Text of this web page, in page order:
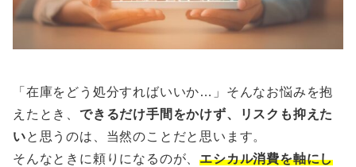
「在庫をどう処分すればいいか…」そんなお悩みを抱
えたとき、 できるだけ手間をかけず、リスクも抑えた
いと思うのは、当然のことだと思います。
そんなときに頼りになるのが、エシカル消費を軸にし